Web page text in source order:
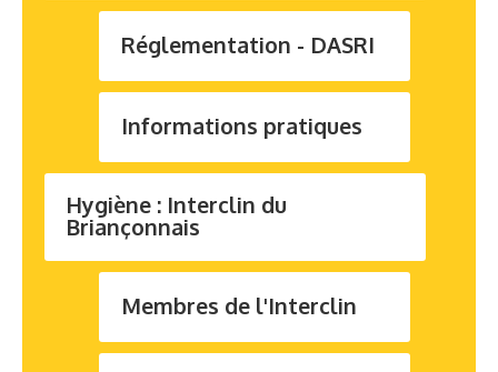
Réglementation - DASRI
Informations pratiques
Hygiène : Interclin du
Briançonnais
Membres de l'Interclin